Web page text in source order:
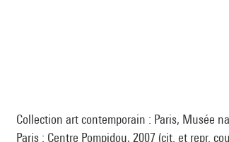
Collection art contemporain : Paris, Musée
Paris : Centre Pompidou, 2007 (cit. et repr.